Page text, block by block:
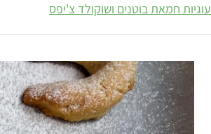
עוגיות חמאת בוטנים ושוקולד צ'יפס